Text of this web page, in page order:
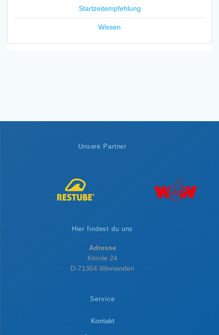
Startzeitempfehlung
Wissen
Unsere Partner
Hier findest du uns
Adresse
Körnle 24
D-71364 Winnenden
Service
Kontakt